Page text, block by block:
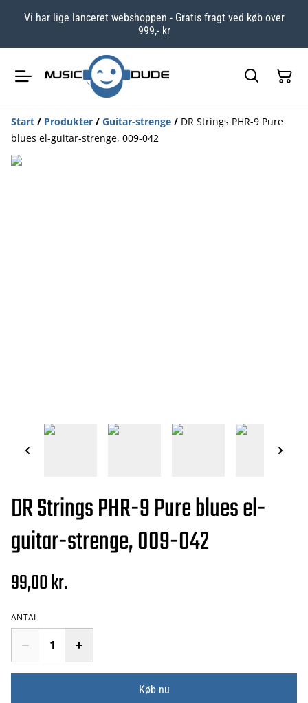
Vi har lige lanceret webshoppen - Gratis fragt ved køb over
999,- kr
Start / Produkter / Guitar-strenge / DR Strings PHR-9 Pure
blues el-guitar-strenge, 009-042
DR Strings PHR-9 Pure blues el-
guitar-strenge, 009-042
99,00 kr.
ANTAL
Køb nu